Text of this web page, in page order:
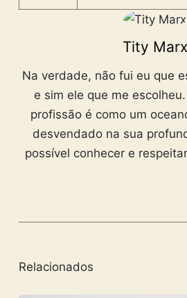
Tity Marx
Na verdade, não fui eu que
e sim ele que me
profissão é como um
desvendado na sua
possível conhecer e
Relacionados